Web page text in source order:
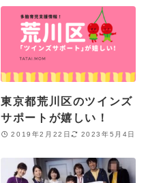
東京都荒川区のツインズ
サポートが嬉しい！
2019年2月22日 2023年5月4日